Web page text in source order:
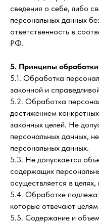
сведения о себе, либо
персональных данных
ответственность в
РФ.
5. Принципы
5.1. Обработка
законной и
5.2. Обработка
достижением
законных целей. Не
персональных данных,
персональных данных.
5.3. Не допускается
содержащих
осуществляется в
5.4. Обработке
которые отвечают
5.5. Содержание и